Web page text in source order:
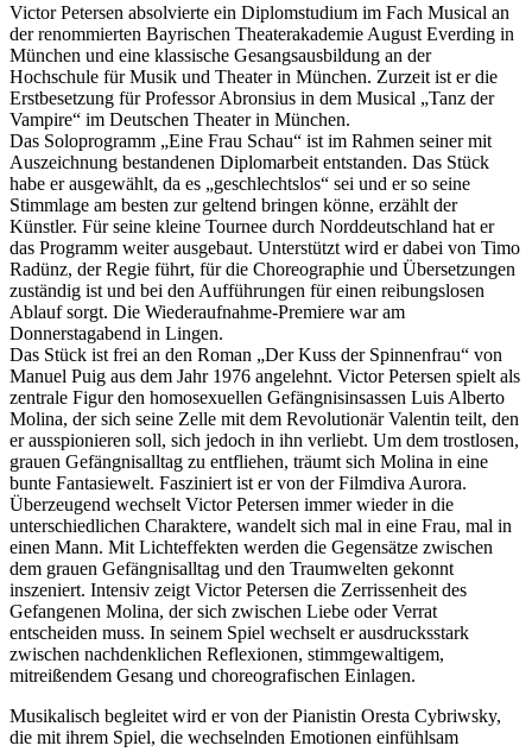
Victor Petersen absolvierte ein Diplomstudium im Fach Musical an
der renommierten Bayrischen Theaterakademie August Everding in
München und eine klassische Gesangsausbildung an der
Hochschule für Musik und Theater in München. Zurzeit ist er die
Erstbesetzung für Professor Abronsius in dem Musical „Tanz der
Vampire“ im Deutschen Theater in München.
Das Soloprogramm „Eine Frau Schau“ ist im Rahmen seiner mit
Auszeichnung bestandenen Diplomarbeit entstanden. Das Stück
habe er ausgewählt, da es „geschlechtslos“ sei und er so seine
Stimmlage am besten zur geltend bringen könne, erzählt der
Künstler. Für seine kleine Tournee durch Norddeutschland hat er
das Programm weiter ausgebaut. Unterstützt wird er dabei von Timo
Radünz, der Regie führt, für die Choreographie und Übersetzungen
zuständig ist und bei den Aufführungen für einen reibungslosen
Ablauf sorgt. Die Wiederaufnahme-Premiere war am
Donnerstagabend in Lingen.
Das Stück ist frei an den Roman „Der Kuss der Spinnenfrau“ von
Manuel Puig aus dem Jahr 1976 angelehnt. Victor Petersen spielt als
zentrale Figur den homosexuellen Gefängnisinsassen Luis Alberto
Molina, der sich seine Zelle mit dem Revolutionär Valentin teilt, den
er ausspionieren soll, sich jedoch in ihn verliebt. Um dem trostlosen,
grauen Gefängnisalltag zu entfliehen, träumt sich Molina in eine
bunte Fantasiewelt. Fasziniert ist er von der Filmdiva Aurora.
Überzeugend wechselt Victor Petersen immer wieder in die
unterschiedlichen Charaktere, wandelt sich mal in eine Frau, mal in
einen Mann. Mit Lichteffekten werden die Gegensätze zwischen
dem grauen Gefängnisalltag und den Traumwelten gekonnt
inszeniert. Intensiv zeigt Victor Petersen die Zerrissenheit des
Gefangenen Molina, der sich zwischen Liebe oder Verrat
entscheiden muss. In seinem Spiel wechselt er ausdrucksstark
zwischen nachdenklichen Reflexionen, stimmgewaltigem,
mitreißendem Gesang und choreografischen Einlagen.
Musikalisch begleitet wird er von der Pianistin Oresta Cybriwsky,
die mit ihrem Spiel, die wechselnden Emotionen einfühlsam